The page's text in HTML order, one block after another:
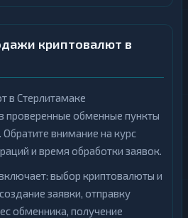
криптовалют в
в Стерлитамаке
проверенные обменные пункты
внимание на курс
и время обработки заявок.
выбор криптовалюты и
заявки, отправку
обменника, получение